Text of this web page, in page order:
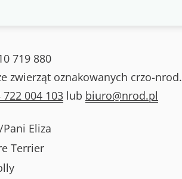
719 880
zwierząt oznakowanych crzo-nrod.
722 004 103 lub biuro@nrod.pl
Pani Eliza
Terrier